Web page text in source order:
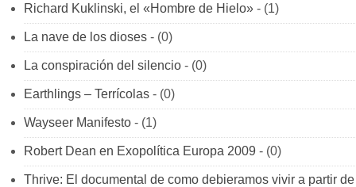
Richard Kuklinski, el «Hombre de Hielo» - (1)
La nave de los dioses - (0)
La conspiración del silencio - (0)
Earthlings – Terrícolas - (0)
Wayseer Manifesto - (1)
Robert Dean en Exopolítica Europa 2009 - (0)
Thrive: El documental de como debieramos vivir a partir